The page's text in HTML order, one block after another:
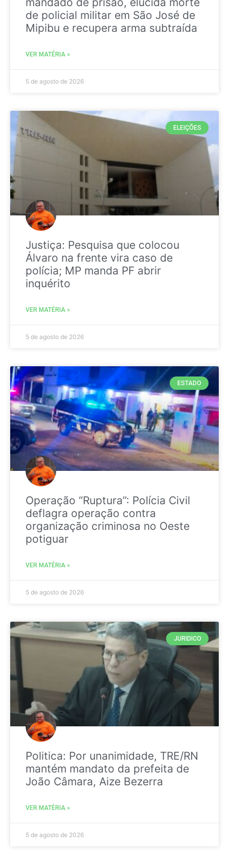
de policial militar em São José de
Mipibu e recupera arma subtraída
VER MATÉRIA »
5 de agosto de 2026
ELEIÇÕES
Justiça: Pesquisa que colocou
Álvaro na frente vira caso de
polícia; MP manda PF abrir
inquérito
VER MATÉRIA »
5 de agosto de 2026
ESTADO
Operação “Ruptura”: Polícia Civil
deflagra operação contra
organização criminosa no Oeste
potiguar
VER MATÉRIA »
5 de agosto de 2026
JURIDICO
Politica: Por unanimidade, TRE/RN
mantém mandato da prefeita de
João Câmara, Aize Bezerra
VER MATÉRIA »
5 de agosto de 2026